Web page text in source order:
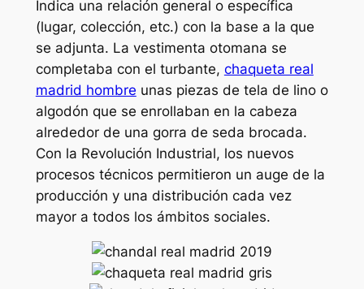
Indica una relación general o específica
(lugar, colección, etc.) con la base a la que
se adjunta. La vestimenta otomana se
completaba con el turbante, chaqueta real
madrid hombre unas piezas de tela de lino o
algodón que se enrollaban en la cabeza
alrededor de una gorra de seda brocada.
Con la Revolución Industrial, los nuevos
procesos técnicos permitieron un auge de la
producción y una distribución cada vez
mayor a todos los ámbitos sociales.